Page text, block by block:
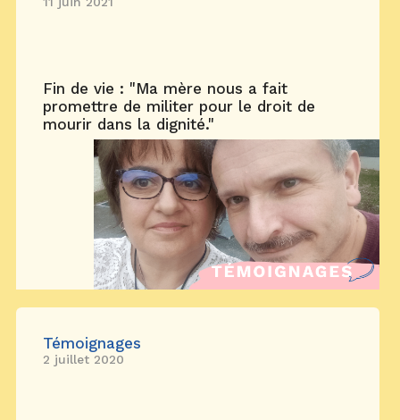
Fin de vie : "Ma mère nous a fait
promettre de militer pour le droit de
mourir dans la dignité."
Témoignages
2 juillet 2020